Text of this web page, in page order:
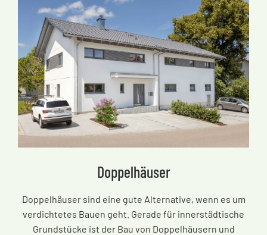
Doppelhäuser
Doppelhäuser sind eine gute Alternative, wenn es um
verdichtetes Bauen geht. Gerade für innerstädtische
Grundstücke ist der Bau von Doppelhäusern und